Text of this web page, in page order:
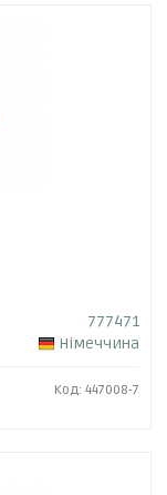
777471
Німеччина
Код: 447008-7